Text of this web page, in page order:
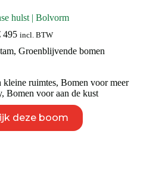
hulst | Bolvorm
495 incl. BTW
, Groenblijvende bomen
ruimtes, Bomen voor meer
,Bomen voor aan de kust
deze boom
product
heeft